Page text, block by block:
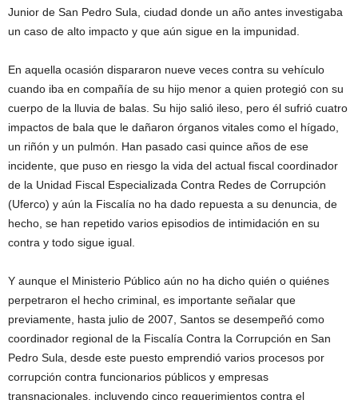
Junior de San Pedro Sula, ciudad donde un año antes investigaba
un caso de alto impacto y que aún sigue en la impunidad.
En aquella ocasión dispararon nueve veces contra su vehículo
cuando iba en compañía de su hijo menor a quien protegió con su
cuerpo de la lluvia de balas. Su hijo salió ileso, pero él sufrió cuatro
impactos de bala que le dañaron órganos vitales como el hígado,
un riñón y un pulmón. Han pasado casi quince años de ese
incidente, que puso en riesgo la vida del actual fiscal coordinador
de la Unidad Fiscal Especializada Contra Redes de Corrupción
(Uferco) y aún la Fiscalía no ha dado repuesta a su denuncia, de
hecho, se han repetido varios episodios de intimidación en su
contra y todo sigue igual.
Y aunque el Ministerio Público aún no ha dicho quién o quiénes
perpetraron el hecho criminal, es importante señalar que
previamente, hasta julio de 2007, Santos se desempeñó como
coordinador regional de la Fiscalía Contra la Corrupción en San
Pedro Sula, desde este puesto emprendió varios procesos por
corrupción contra funcionarios públicos y empresas
transnacionales, incluyendo cinco requerimientos contra el